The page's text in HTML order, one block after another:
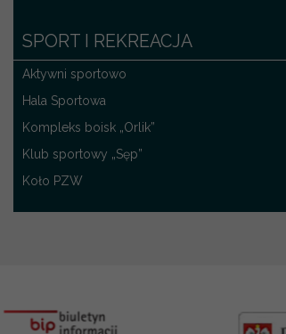
SPORT I REKREACJA
Aktywni sportowo
Hala Sportowa
Kompleks boisk „Orlik”
Klub sportowy „Sęp”
Koło PZW